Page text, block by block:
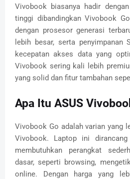
Vivobook biasanya hadir
tinggi dibandingkan Vivobook
dengan prosesor generasi
lebih besar, serta penyimpanan
kecepatan akses data yang
Vivobook sering kali lebih
yang solid dan fitur tambahan
Apa Itu ASUS
Vivobook Go adalah varian yang
Vivobook. Laptop ini
membutuhkan perangkat
dasar, seperti browsing,
online. Dengan harga yang